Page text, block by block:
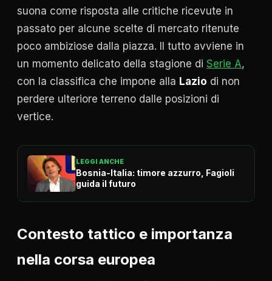
suona come risposta alle critiche ricevute in
passato per alcune scelte di mercato ritenute
poco ambiziose dalla piazza. Il tutto avviene in
un momento delicato della stagione di Serie A,
con la classifica che impone alla Lazio di non
perdere ulteriore terreno dalle posizioni di
vertice.
LEGGI ANCHE
Bosnia-Italia: timore azzurro, Fagioli
guida il futuro
Contesto tattico e importanza
nella corsa europea